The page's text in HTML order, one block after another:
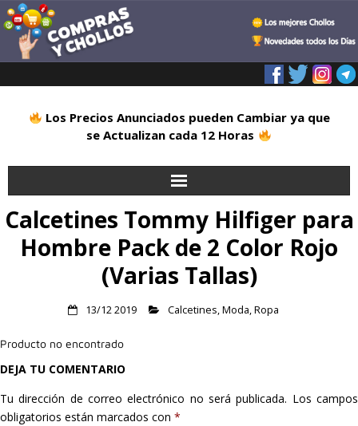
Los Precios Anunciados pueden Cambiar ya que
se Actualizan cada 12 Horas
Inicio
Alimentación
Hogar
Informática
Calcetines Tommy Hilfiger para
Hombre Pack de 2 Color Rojo
(Varias Tallas)
13/12 2019 Calcetines,Moda,Ropa
Producto no encontrado
DEJA TU COMENTARIO
Tu dirección de correo electrónico no será publicada. Los campos
obligatorios están marcados con *